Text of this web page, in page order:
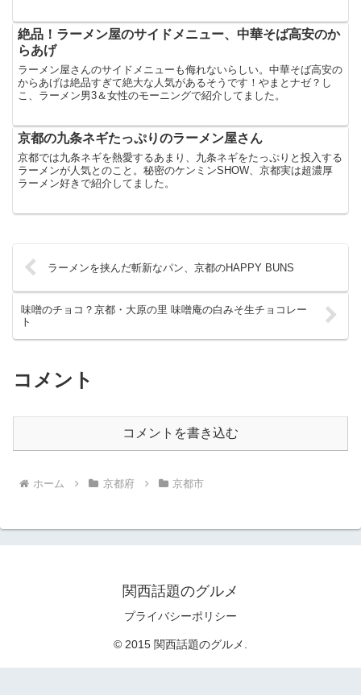
絶品！ラーメン屋のサイドメニュー、中華そば高安のか
らあげ
ラーメン屋さんのサイドメニューも侮れないらしい。中華そば高安の
からあげは絶品すぎて絶大な人気があるそうです！やまとナゼ？し
こ、ラーメン男3＆女性のモーニングで紹介してました。
京都の九条ネギたっぷりのラーメン屋さん
京都では九条ネギを熱愛するあまり、九条ネギをたっぷりと投入する
ラーメンが人気とのこと。秘密のケンミンSHOW、京都実は超濃厚
ラーメン好きで紹介してました。
ラーメンを挟んだ斬新なパン、京都のHAPPY BUNS
味噌のチョコ？京都・大原の里 味噌庵の白みそ生チョコレー
ト
コメント
コメントを書き込む
ホーム 京都府 京都市
関西話題のグルメ
プライバシーポリシー
© 2015 関西話題のグルメ.